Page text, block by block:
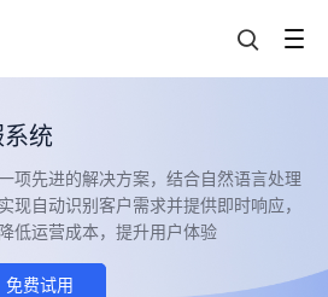
统
项先进的解决方案，结合自然语言处理
现自动识别客户需求并提供即时响应，
低运营成本，提升用户体验
免费试用